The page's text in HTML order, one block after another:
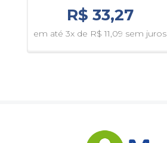
R$ 33,27
em até 3x de R$ 11,09 sem juros